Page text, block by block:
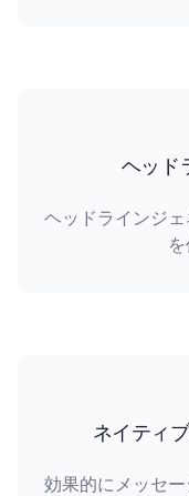
ヘッド
ヘッドラインジ
ネイティ
効果的にメッセ